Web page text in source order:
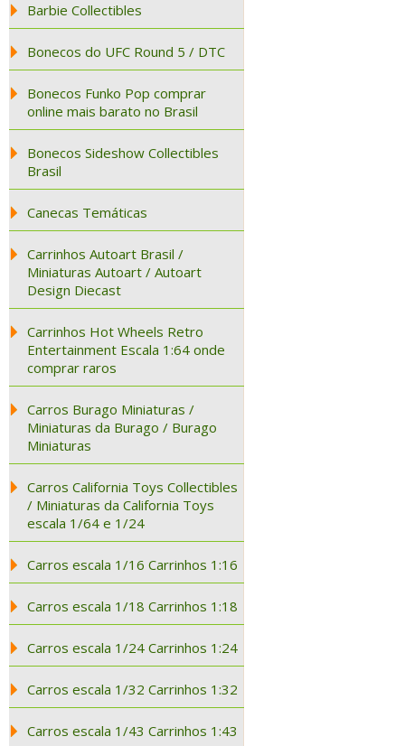
Barbie Collectibles
Bonecos do UFC Round 5 / DTC
Bonecos Funko Pop comprar
online mais barato no Brasil
Bonecos Sideshow Collectibles
Brasil
Canecas Temáticas
Carrinhos Autoart Brasil /
Miniaturas Autoart / Autoart
Design Diecast
Carrinhos Hot Wheels Retro
Entertainment Escala 1:64 onde
comprar raros
Carros Burago Miniaturas /
Miniaturas da Burago / Burago
Miniaturas
Carros California Toys Collectibles
/ Miniaturas da California Toys
escala 1/64 e 1/24
Carros escala 1/16 Carrinhos 1:16
Carros escala 1/18 Carrinhos 1:18
Carros escala 1/24 Carrinhos 1:24
Carros escala 1/32 Carrinhos 1:32
Carros escala 1/43 Carrinhos 1:43